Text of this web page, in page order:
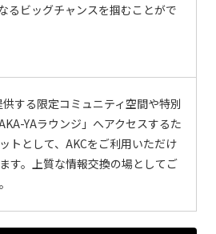
るビッグチャンスを掴むことがで
供する限定コミュニティ空間や特別
YAラウンジ」へアクセスするた
トとして、AKCをご利用いただけ
す。上質な情報交換の場としてご